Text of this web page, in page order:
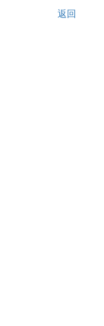
返回